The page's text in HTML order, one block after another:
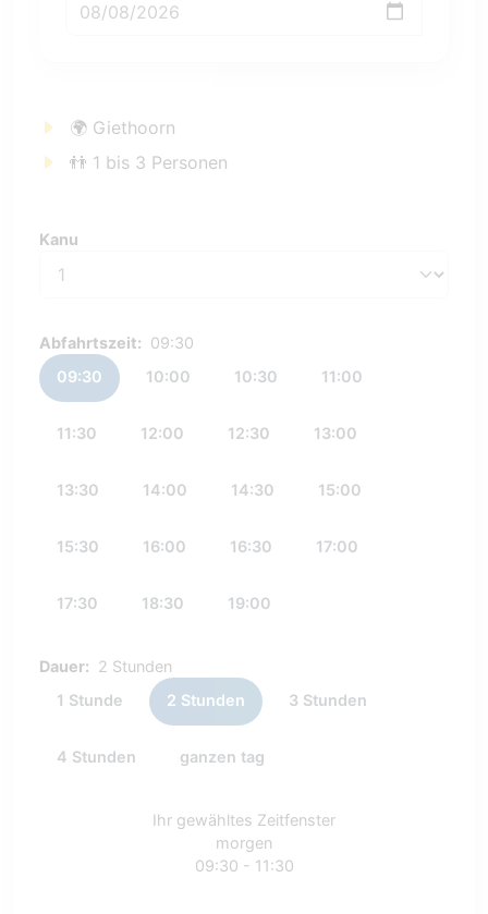
🌍 Giethoorn
👬 1 bis 3 Personen
Kanu
Abfahrtszeit: 09:30
09:30
10:00 10:30 11:00
11:30 12:00 12:30 13:00
13:30 14:00 14:30 15:00
15:30 16:00 16:30 17:00
17:30 18:30 19:00
Dauer: 2 Stunden
1 Stunde
2 Stunden 3 Stunden
4 Stunden ganzen tag
Ihr gewähltes Zeitfenster
morgen
09:30 - 11:30